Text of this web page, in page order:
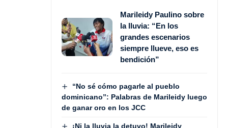
Marileidy Paulino sobre
la lluvia: “En los
grandes escenarios
siempre llueve, eso es
bendición”
“No sé cómo pagarle al pueblo
dominicano”: Palabras de Marileidy luego
de ganar oro en los JCC
¡Ni la lluvia la detuvo! Marileidy